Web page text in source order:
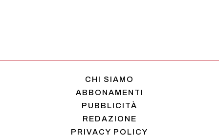
CHI SIAMO
ABBONAMENTI
PUBBLICITÀ
REDAZIONE
PRIVACY POLICY